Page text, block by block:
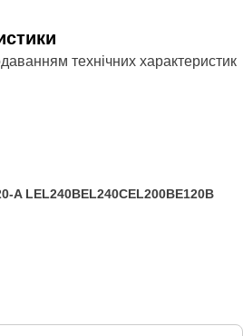
технічних характеристик
A LEL240BEL240CEL200BE120B